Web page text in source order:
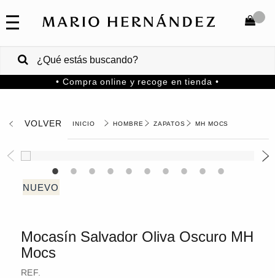
COLECCIONES
VENTAS
CORPORATIVAS
Venezuela
COMPRAR
• Compra online y recoge en tienda •
VOLVER HOMBRE ZAPATOS MH MOCS
Mocasín Salvador Oliva Oscuro MH
Mocs
REF.